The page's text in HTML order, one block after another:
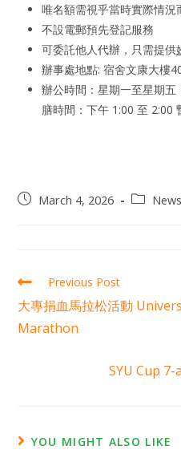
唯名額需視乎當時實際情況
不設電郵預先登記服務
可委託他人代辦，只需提供
辦事處地點: 宿舍文康大樓
辦公時間：星期一至星期
膳時間：下午 1:00 至 2:00
March 4, 2026 News
Previous Post
大專捐血馬拉松活動
Marathon
SYU Cup
YOU MIGHT ALSO LIKE